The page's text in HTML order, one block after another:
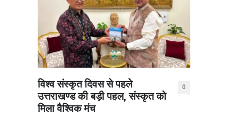
विश्व संस्कृत दिवस से पहले
उत्तराखण्ड की बड़ी पहल, संस्कृत को
मिला वैश्विक मंच
0